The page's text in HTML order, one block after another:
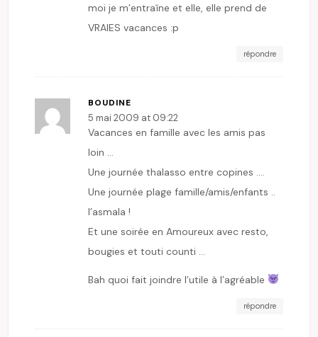
moi je m’entraîne et elle, elle prend de
VRAIES vacances :p
répondre
BOUDINE
5 mai 2009 at 09:22
Vacances en famille avec les amis pas
loin …
Une journée thalasso entre copines ….
Une journée plage famille/amis/enfants ..
l’asmala !
Et une soirée en Amoureux avec resto,
bougies et touti counti …
Bah quoi fait joindre l’utile à l’agréable
répondre